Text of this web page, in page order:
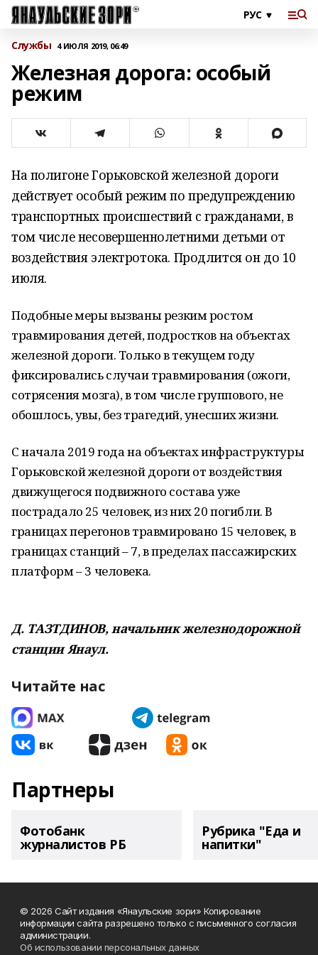
Службы 4 ИЮЛЯ 2019, 06:49
Железная дорога: особый
режим
На полигоне Горьковской железной дороги
действует особый режим по предупреждению
транспортных происшествий с гражданами, в
том числе несовершеннолетними детьми от
воздействия электротока. Продлится он до 10
июля.
Подобные меры вызваны резким ростом
травмирования детей, подростков на объектах
железной дороги. Только в текущем году
фиксировались случаи травмирования (ожоги,
сотрясения мозга), в том числе группового, не
обошлось, увы, без трагедий, унесших жизни.
С начала 2019 года на объектах инфраструктуры
Горьковской железной дороги от воздействия
движущегося подвижного состава уже
пострадало 25 человек, из них 20 погибли. В
границах перегонов травмировано 15 человек, в
границах станций – 7, в пределах пассажирских
платформ – 3 человека.
Д. ТАЗТДИНОВ, начальник железнодорожной
станции Янаул.
Читайте нас
Партнеры
Фотобанк
журналистов РБ
Рубрика "Еда и
напитки"
© 2026 Сайт издания «Янаульские зори» Копирование
информации сайта разрешено только с письменного согласия
администрации.
Об использовании персональных данных